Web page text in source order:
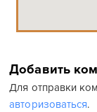
Добавить
Для отправки
авторизоваться.